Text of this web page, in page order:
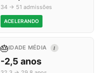
34 → 51 admissões
ACELERANDO
🎂IDADE MÉDIA I
-2,5 anos